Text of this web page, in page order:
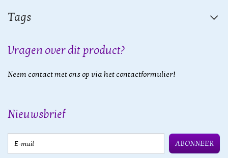
Tags
Vragen over dit product?
Neem contact met ons op via het contactformulier!
Nieuwsbrief
ABONNEER